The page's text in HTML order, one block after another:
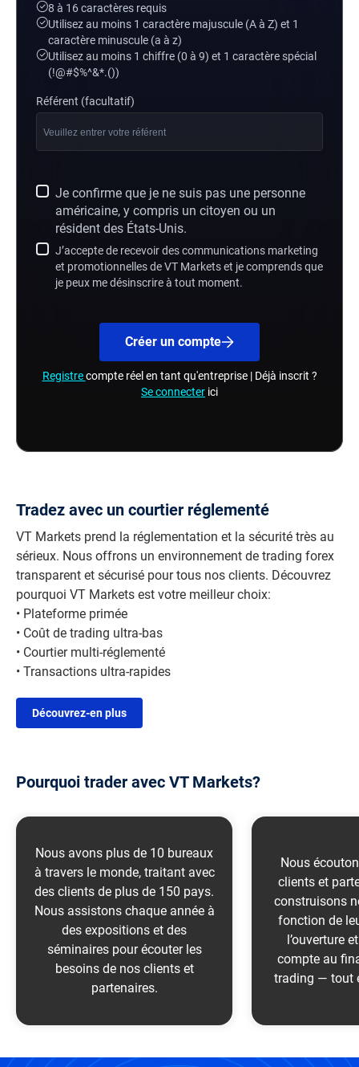
Tradez avec un courtier réglementé
VT Markets prend la réglementation et la sécurité très au
sérieux. Nous offrons un environnement de trading forex
transparent et sécurisé pour tous nos clients. Découvrez
pourquoi VT Markets est votre meilleur choix:
• Plateforme primée
• Coût de trading ultra-bas
• Courtier multi-réglementé
• Transactions ultra-rapides
Découvrez-en plus
8 à 16 caractères requis
Utilisez au moins 1 caractère majuscule (A à Z) et 1
caractère minuscule (a à z)
Utilisez au moins 1 chiffre (0 à 9) et 1 caractère spécial
(!@#$%^&*.())
Référent (facultatif)
Je confirme que je ne suis pas une personne
américaine, y compris un citoyen ou un
résident des États-Unis.
J’accepte de recevoir des communications marketing
et promotionnelles de VT Markets et je comprends que
je peux me désinscrire à tout moment.
Créer un compte
Registrecompte réel en tant qu'entreprise | Déjà inscrit ?
Se connecter ici
Pourquoi trader avec VT Markets?
Reconnu mondialement
Nous avons plus de 10 bureaux
à travers le monde, traitant avec
des clients de plus de 150 pays.
Nous assistons chaque année à
des expositions et des
séminaires pour écouter les
besoins de nos clients et
partenaires.
more >
Facile
Nous
clients et
construisons
fonction de
l’ouverture
compte au
trading — tout